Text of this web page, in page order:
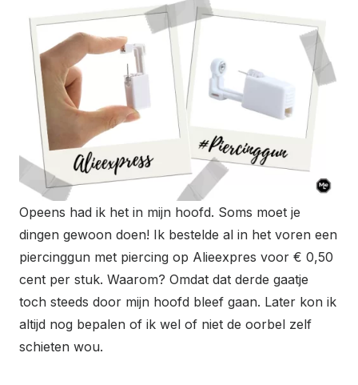
Opeens had ik het in mijn hoofd. Soms moet je
dingen gewoon doen! Ik bestelde al in het voren een
piercinggun met piercing op Alieexpres voor € 0,50
cent per stuk. Waarom? Omdat dat derde gaatje
toch steeds door mijn hoofd bleef gaan. Later kon ik
altijd nog bepalen of ik wel of niet de oorbel zelf
schieten wou.